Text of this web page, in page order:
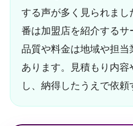
する声が多く見られま
番は加盟店を紹介する
品質や料金は地域や担
あります。見積もり内
し、納得したうえで依頼